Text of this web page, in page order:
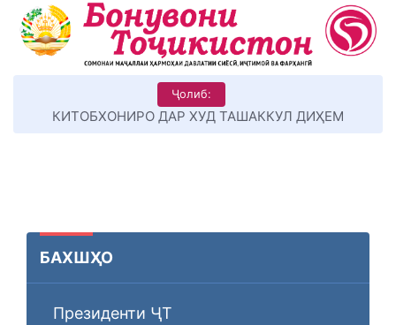
Ҷолиб:
КИТОБХОНИРО ДАР ХУД ТАШАККУЛ ДИҲЕМ
БАХШҲО
Президенти ҶТ